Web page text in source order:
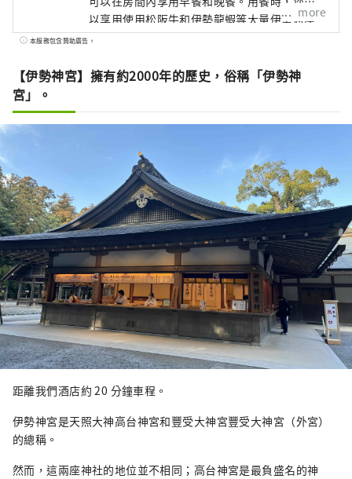
以享用使用松阪牛和伊勢龍蝦等大量伊勢志摩
食材的懷石料理。
more
本服務包含贊助廣告。
【伊勢神宮】擁有約2000年的歷史，俗稱「伊勢神
宮」。
距離我們酒店約 20 分鐘車程。
伊勢神宮是天照大神高台神宮和豐受大神宮豐受大神宮（外宮）
的總稱。
然而，這兩座神社的地位並不相同；高台神宮是最負盛名的神